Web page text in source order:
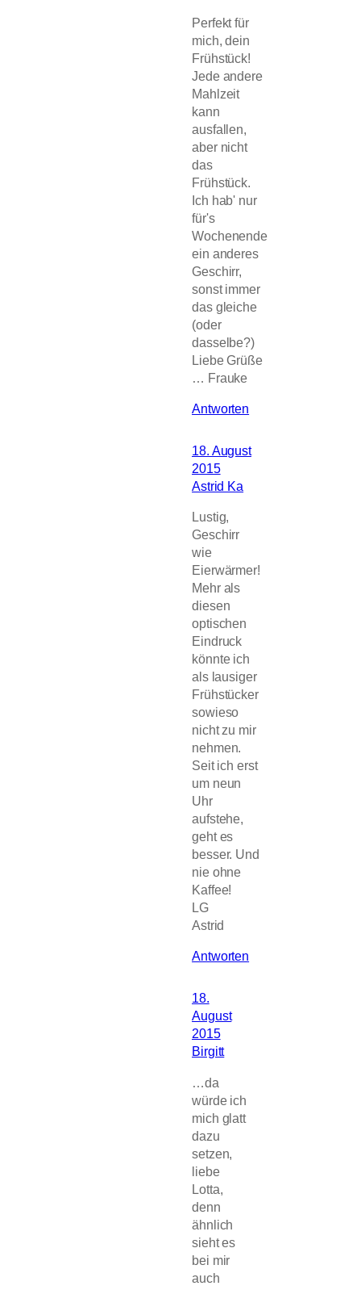
Perfekt für
mich, dein
Frühstück!
Jede andere
Mahlzeit
kann
ausfallen,
aber nicht
das
Frühstück.
Ich hab' nur
für's
Wochenende
ein anderes
Geschirr,
sonst immer
das gleiche
(oder
dasselbe?)
Liebe Grüße
… Frauke
Antworten
18. August
2015
Astrid Ka
Lustig,
Geschirr
wie
Eierwärmer!
Mehr als
diesen
optischen
Eindruck
könnte ich
als lausiger
Frühstücker
sowieso
nicht zu mir
nehmen.
Seit ich erst
um neun
Uhr
aufstehe,
geht es
besser. Und
nie ohne
Kaffee!
LG
Astrid
Antworten
18.
August
2015
Birgitt
…da
würde ich
mich glatt
dazu
setzen,
liebe
Lotta,
denn
ähnlich
sieht es
bei mir
auch